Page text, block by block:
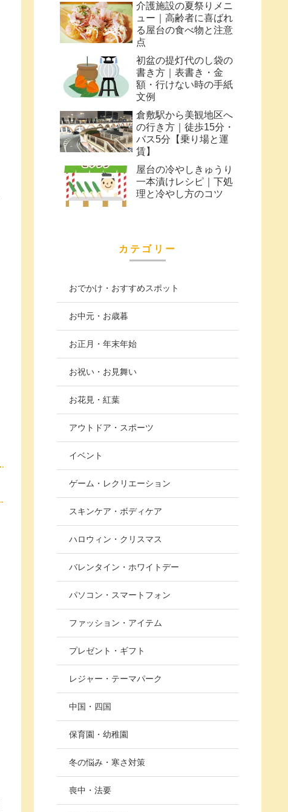
介護施設の夏祭りメニ
ュー｜高齢者に喜ばれ
る屋台の食べ物と注意
点
初盆の提灯代のし袋の
書き方｜表書き・金
額・行けない時の手紙
文例
倉敷駅から美観地区へ
の行き方｜徒歩15分・
バス5分【乗り場と運
賃】
屋台の冷やしきゅうり
一本漬けレシピ｜下処
理と冷やし方のコツ
カテゴリー
おでかけ・おすすめスポット
お中元・お歳暮
お正月・年末年始
お祝い・お見舞い
お花見・紅葉
アウトドア・スポーツ
イベント
ゲーム・レクリエーション
スキンケア・ボディケア
ハロウィン・クリスマス
バレンタイン・ホワイトデー
パソコン・スマートフォン
ファッション・アイテム
プレゼント・ギフト
レジャー・テーマパーク
中国・四国
保育園・幼稚園
冬の悩み・寒さ対策
喪中・法要